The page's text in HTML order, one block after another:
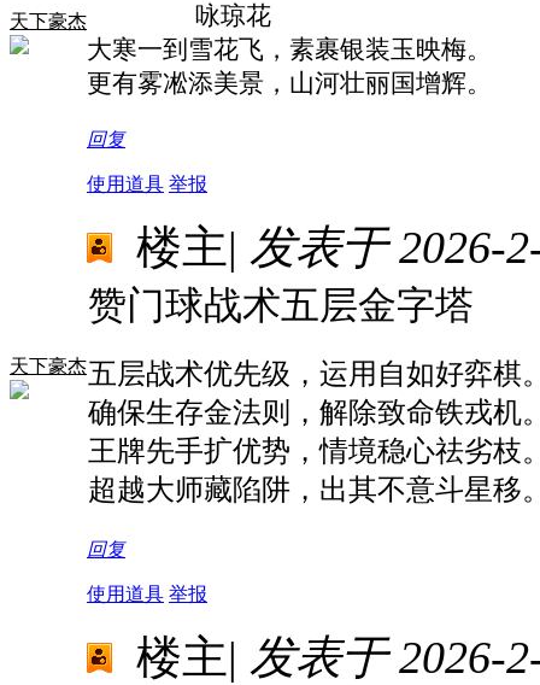
天下豪杰
咏琼花
大寒一到雪花飞，素裹银装玉映梅。
更有雾凇添美景，山河壮丽国增辉。
回复
使用道具 举报
天下豪杰
楼主| 发表于 2026-
赞门球战术五层金字塔
五层战术优先级，运用自如好弈棋
确保生存金法则，解除致命铁戎机
王牌先手扩优势，情境稳心祛劣枝
超越大师藏陷阱，出其不意斗星移
回复
使用道具 举报
楼主| 发表于 2026-